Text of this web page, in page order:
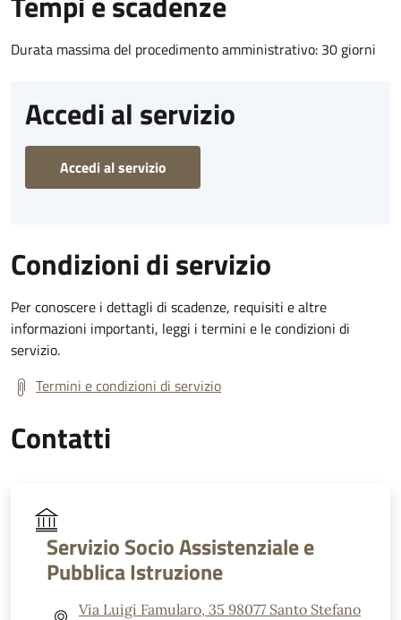
Durata massima del procedimento amministrativo: 30 giorni
Accedi al servizio
Accedi al servizio
Condizioni di servizio
Per conoscere i dettagli di scadenze, requisiti e altre
informazioni importanti, leggi i termini e le condizioni di
servizio.
Termini e condizioni di servizio
Contatti
Servizio Socio Assistenziale e
Pubblica Istruzione
Via Luigi Famularo, 35 98077 Santo Stefano